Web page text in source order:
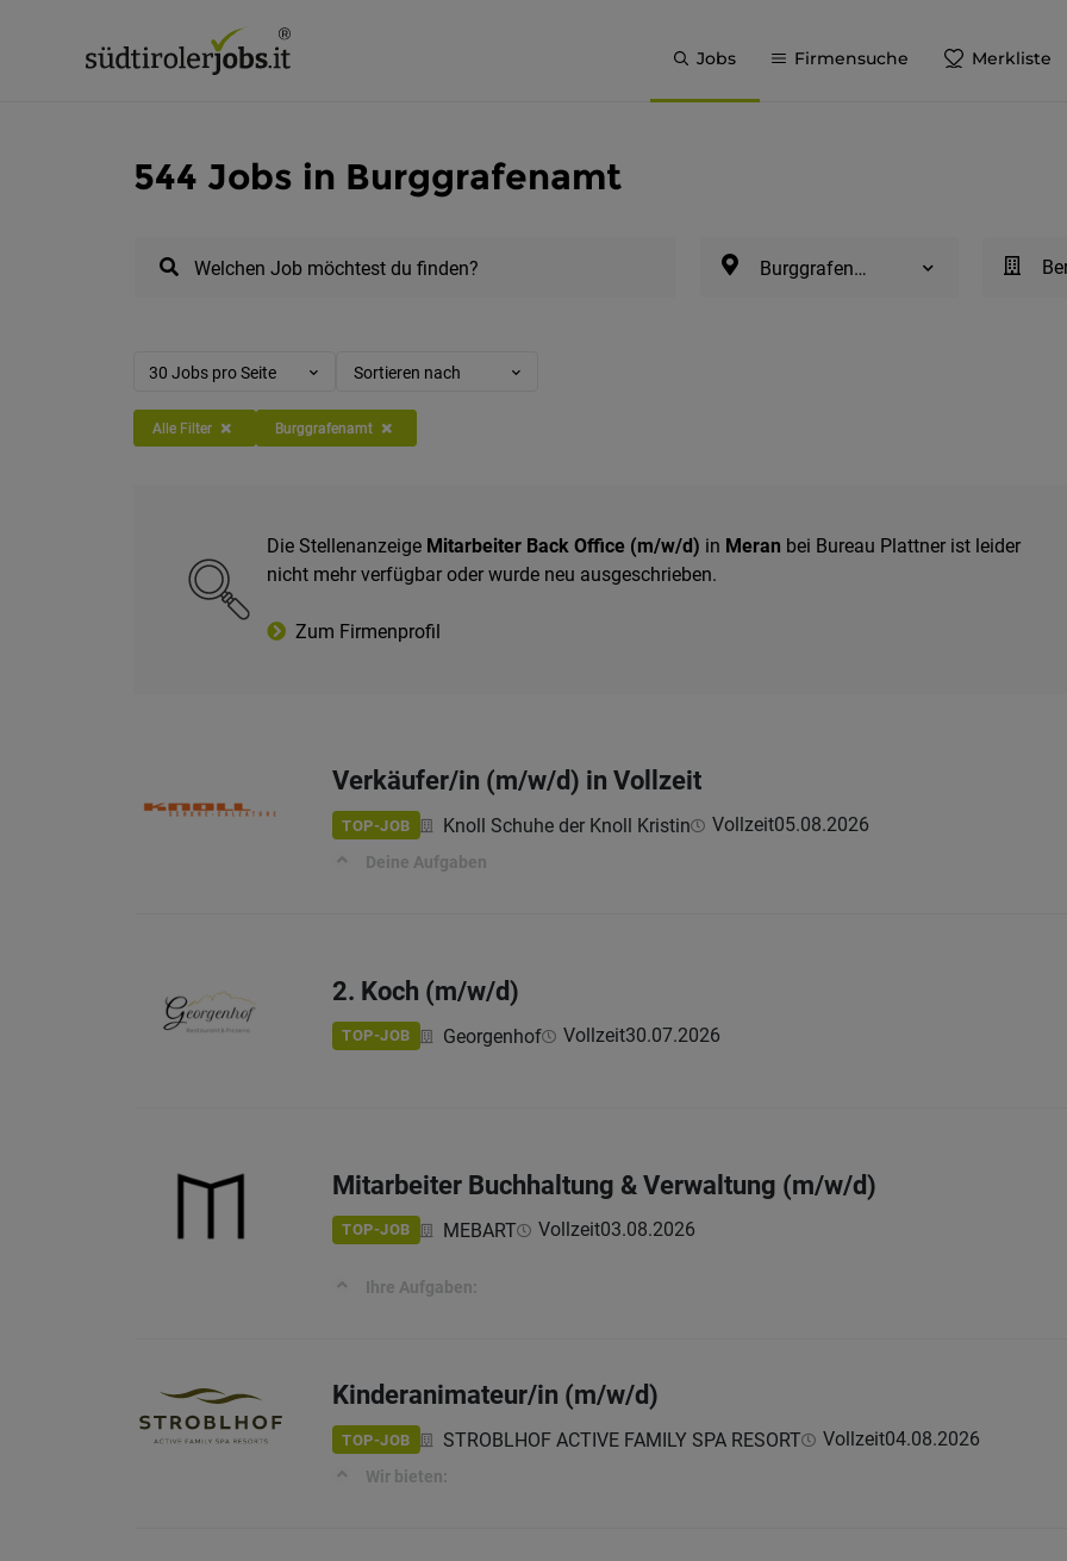
Jobs Firmensuche Merkliste
544 Jobs in Burggrafenamt
Welchen Job möchtest du finden? Burggrafenamt
30 Jobs pro Seite Sortieren nach
Alle Filter Burggrafenamt
Die Stellenanzeige Mitarbeiter Back Office (m/w/d) in Meran bei Bureau Plattner ist leider
nicht mehr verfügbar oder wurde neu ausgeschrieben.
Zum Firmenprofil
Verkäufer/in (m/w/d) in Vollzeit
TOP-JOB Knoll Schuhe der Knoll Kristin Vollzeit05.08.2026
Deine Aufgaben
2. Koch (m/w/d)
TOP-JOB Georgenhof Vollzeit30.07.2026
Mitarbeiter Buchhaltung & Verwaltung (m/w/d)
TOP-JOB MEBART Vollzeit03.08.2026
Ihre Aufgaben:
Kinderanimateur/in (m/w/d)
TOP-JOB STROBLHOF ACTIVE FAMILY SPA RESORT Vollzeit04.08.2026
Wir bieten: